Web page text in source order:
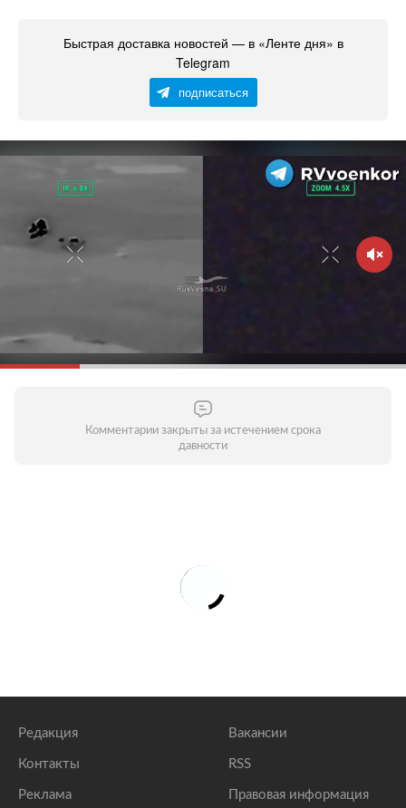
Быстрая доставка новостей — в «Ленте дня» в
Telegram
подписаться
Комментарии закрыты за истечением срока
давности
Редакция
Контакты
Реклама
Вакансии
RSS
Правовая информация